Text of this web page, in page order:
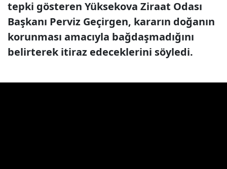
tepki gösteren Yüksekova Ziraat Odası
Başkanı Perviz Geçirgen, kararın doğanın
korunması amacıyla bağdaşmadığını
belirterek itiraz edeceklerini söyledi.